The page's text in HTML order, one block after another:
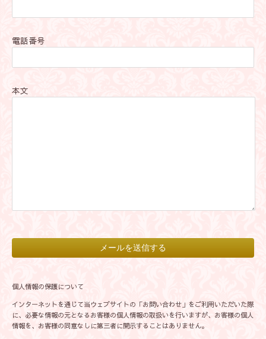
電話番号
本文
個人情報の保護について
インターネットを通じて当ウェブサイトの「お問い合わせ」をご利用いただいた際
に、必要な情報の元となるお客様の個人情報の取扱いを行いますが、お客様の個人
情報を、お客様の同意なしに第三者に開示することはありません。